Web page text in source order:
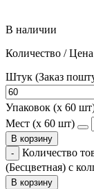
В наличии
Количество /
Штук (Заказ
Упаковок (x 60
Мест (x 60 шт)
В корзину
Количество
(Бесцветная) с
В корзину